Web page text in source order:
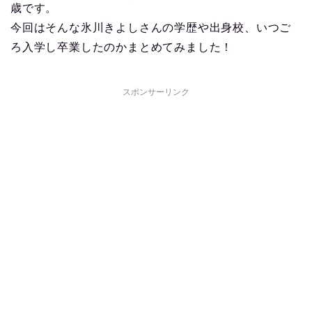
歳です。
今回はそんな氷川きよしさんの学歴や出身校、いつご
ろ入学し卒業したのかまとめてみました！
スポンサーリンク